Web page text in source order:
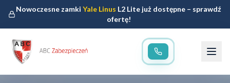
Nowoczesne zamkiYale Linus L2 Lite już dostępne – sprawdź
ofertę!